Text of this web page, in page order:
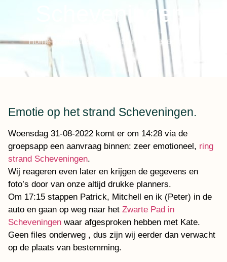
Scheveningen.
Home Emotie op het strand Scheveningen.
Emotie op het strand Scheveningen.
Woensdag 31-08-2022 komt er om 14:28 via de
groepsapp een aanvraag binnen: zeer emotioneel, ring
strand Scheveningen.
Wij reageren even later en krijgen de gegevens en
foto’s door van onze altijd drukke planners.
Om 17:15 stappen Patrick, Mitchell en ik (Peter) in de
auto en gaan op weg naar het Zwarte Pad in
Scheveningen waar afgesproken hebben met Kate.
Geen files onderweg , dus zijn wij eerder dan verwacht
op de plaats van bestemming.